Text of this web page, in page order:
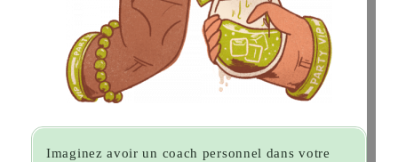
Imaginez avoir un coach personnel dans votre